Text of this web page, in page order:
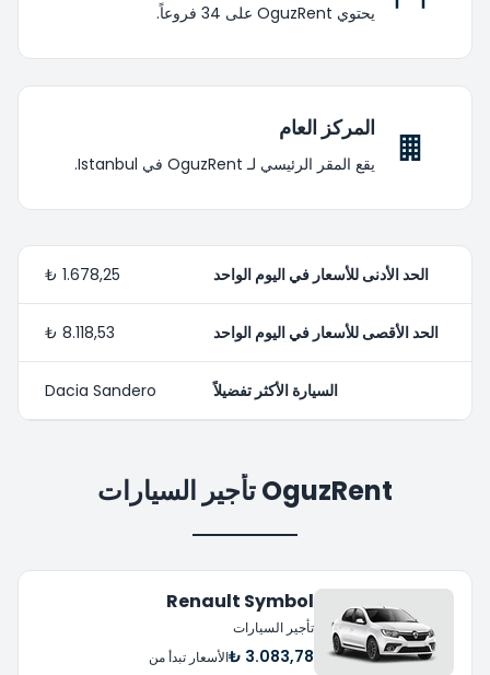
يحتوي OguzRent على 34 فروعاً.
المركز العام
يقع المقر الرئيسي لـ OguzRent في Istanbul.
الحد الأدنى للأسعار في اليوم الواحد 1.678,25 ₺
الحد الأقصى للأسعار في اليوم الواحد 8.118,53 ₺
السيارة الأكثر تفضيلاً Dacia Sandero
OguzRent تأجير السيارات
Renault Symbol
تأجير السيارات
3.083,78 ₺ الأسعار تبدأ من